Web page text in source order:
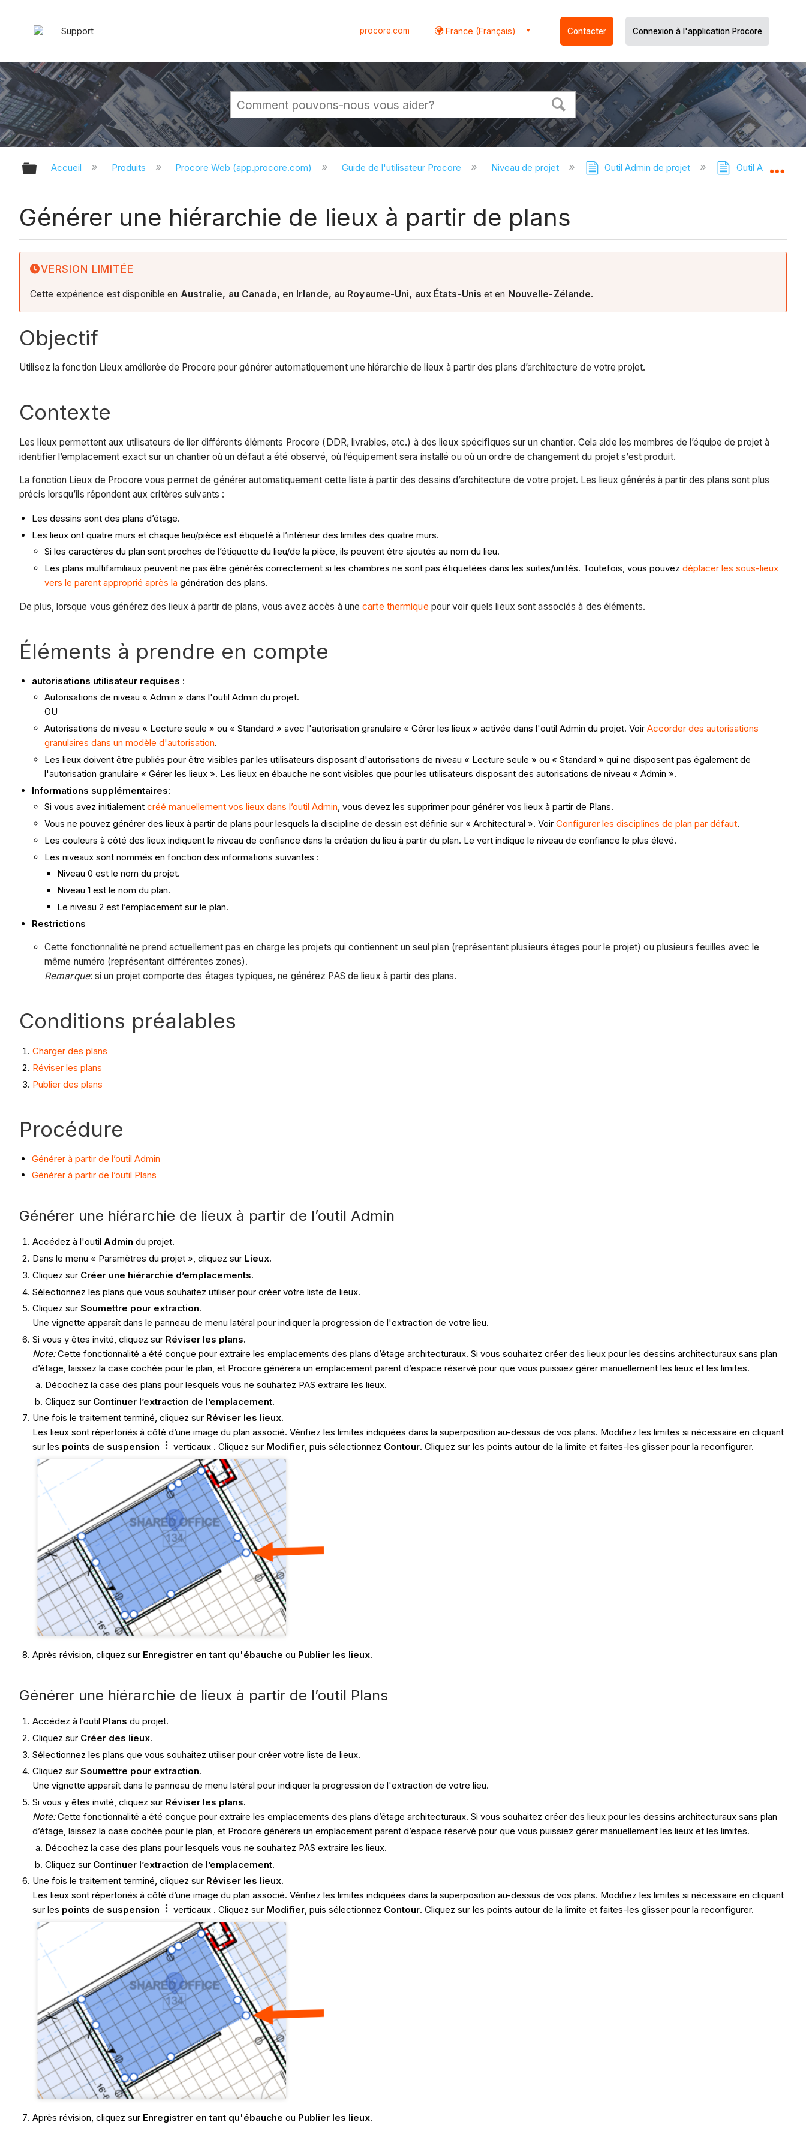
Support procore.com France (Français) Contacter Connexion à l'application Procore
Développer/réduire la hiérarchie globale
Accueil Produits Procore Web (app.procore.com) Guide de l'utilisateur Procore Niveau de projet Outil Admin de projet Outil Admin de
Générer une hiérarchie de lieux à partir de plans
VERSION LIMITÉE
Cette expérience est disponible en Australie, au Canada, en Irlande, au Royaume-Uni, aux États-Unis et en Nouvelle-Zélande.
Objectif
Utilisez la fonction Lieux améliorée de Procore pour générer automatiquement une hiérarchie de lieux à partir des plans d’architecture de votre projet.
Contexte
Les lieux permettent aux utilisateurs de lier différents éléments Procore (DDR, livrables, etc.) à des lieux spécifiques sur un chantier. Cela aide les membres de l’équipe de projet à
identifier l’emplacement exact sur un chantier où un défaut a été observé, où l’équipement sera installé ou où un ordre de changement du projet s’est produit.
La fonction Lieux de Procore vous permet de générer automatiquement cette liste à partir des dessins d’architecture de votre projet. Les lieux générés à partir des plans sont plus
précis lorsqu’ils répondent aux critères suivants :
Les dessins sont des plans d’étage.
Les lieux ont quatre murs et chaque lieu/pièce est étiqueté à l’intérieur des limites des quatre murs.
Si les caractères du plan sont proches de l’étiquette du lieu/de la pièce, ils peuvent être ajoutés au nom du lieu.
Les plans multifamiliaux peuvent ne pas être générés correctement si les chambres ne sont pas étiquetées dans les suites/unités. Toutefois, vous pouvez déplacer les sous-lieux
vers le parent approprié après la génération des plans.
De plus, lorsque vous générez des lieux à partir de plans, vous avez accès à unecarte thermique pour voir quels lieux sont associés à des éléments.
Éléments à prendre en compte
autorisations utilisateur requises :
Autorisations de niveau « Admin » dans l'outil Admin du projet.
OU
Autorisations de niveau « Lecture seule » ou « Standard » avec l'autorisation granulaire « Gérer les lieux » activée dans l'outil Admin du projet. Voir Accorder des autorisations
granulaires dans un modèle d'autorisation.
Les lieux doivent être publiés pour être visibles par les utilisateurs disposant d'autorisations de niveau « Lecture seule » ou « Standard » qui ne disposent pas également de
l'autorisation granulaire « Gérer les lieux ». Les lieux en ébauche ne sont visibles que pour les utilisateurs disposant des autorisations de niveau « Admin ».
Informations supplémentaires:
Si vous avez initialement créé manuellement vos lieux dans l’outil Admin, vous devez les supprimer pour générer vos lieux à partir de Plans.
Vous ne pouvez générer des lieux à partir de plans pour lesquels la discipline de dessin est définie sur « Architectural ». Voir Configurer les disciplines de plan par défaut.
Les couleurs à côté des lieux indiquent le niveau de confiance dans la création du lieu à partir du plan. Le vert indique le niveau de confiance le plus élevé.
Les niveaux sont nommés en fonction des informations suivantes :
Niveau 0 est le nom du projet.
Niveau 1 est le nom du plan.
Le niveau 2 est l’emplacement sur le plan.
Restrictions
Cette fonctionnalité ne prend actuellement pas en charge les projets qui contiennent un seul plan (représentant plusieurs étages pour le projet) ou plusieurs feuilles avec le
même numéro (représentant différentes zones).
Remarque: si un projet comporte des étages typiques, ne générez PAS de lieux à partir des plans.
Conditions préalables
Charger des plans
Réviser les plans
Publier des plans
Procédure
Générer à partir de l’outil Admin
Générer à partir de l’outil Plans
Générer une hiérarchie de lieux à partir de l’outil Admin
Accédez à l'outil Admin du projet.
Dans le menu « Paramètres du projet », cliquez sur Lieux.
Cliquez sur Créer une hiérarchie d’emplacements.
Sélectionnez les plans que vous souhaitez utiliser pour créer votre liste de lieux.
Cliquez surSoumettre pour extraction.
Une vignette apparaît dans le panneau de menu latéral pour indiquer la progression de l'extraction de votre lieu.
Si vous y êtes invité, cliquez sur Réviser les plans.
Note:Cette fonctionnalité a été conçue pour extraire les emplacements des plans d’étage architecturaux. Si vous souhaitez créer des lieux pour les dessins architecturaux sans plan
d’étage, laissez la case cochée pour le plan, et Procore générera un emplacement parent d’espace réservé pour que vous puissiez gérer manuellement les lieux et les limites.
Décochez la case des plans pour lesquels vous ne souhaitez PAS extraire les lieux.
Cliquez sur Continuer l’extraction de l’emplacement.
Une fois le traitement terminé, cliquez sur Réviser les lieux.
Les lieux sont répertoriés à côté d’une image du plan associé. Vérifiez les limites indiquées dans la superposition au-dessus de vos plans. Modifiez les limites si nécessaire en cliquant
sur les points de suspension verticaux . Cliquez sur Modifier, puis sélectionnez Contour. Cliquez sur les points autour de la limite et faites-les glisser pour la reconfigurer.
Après révision, cliquez sur Enregistrer en tant qu'ébauche ou Publier les lieux.
Générer une hiérarchie de lieux à partir de l’outil Plans
Accédez à l’outil Plans du projet.
Cliquez sur Créer des lieux.
Sélectionnez les plans que vous souhaitez utiliser pour créer votre liste de lieux.
Cliquez surSoumettre pour extraction.
Une vignette apparaît dans le panneau de menu latéral pour indiquer la progression de l'extraction de votre lieu.
Si vous y êtes invité, cliquez sur Réviser les plans.
Note:Cette fonctionnalité a été conçue pour extraire les emplacements des plans d’étage architecturaux. Si vous souhaitez créer des lieux pour les dessins architecturaux sans plan
d’étage, laissez la case cochée pour le plan, et Procore générera un emplacement parent d’espace réservé pour que vous puissiez gérer manuellement les lieux et les limites.
Décochez la case des plans pour lesquels vous ne souhaitez PAS extraire les lieux.
Cliquez sur Continuer l’extraction de l’emplacement.
Une fois le traitement terminé, cliquez sur Réviser les lieux.
Les lieux sont répertoriés à côté d’une image du plan associé. Vérifiez les limites indiquées dans la superposition au-dessus de vos plans. Modifiez les limites si nécessaire en cliquant
sur les points de suspension verticaux . Cliquez sur Modifier, puis sélectionnez Contour. Cliquez sur les points autour de la limite et faites-les glisser pour la reconfigurer.
Après révision, cliquez sur Enregistrer en tant qu'ébauche ou Publier les lieux.